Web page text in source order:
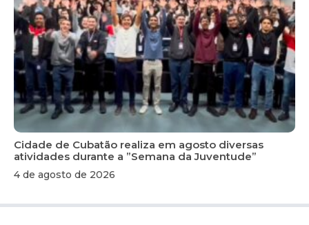
Cidade de Cubatão realiza em agosto diversas
atividades durante a ”Semana da Juventude”
4 de agosto de 2026